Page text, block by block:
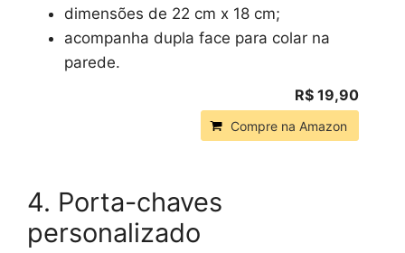
dimensões de 22 cm x 18 cm;
acompanha dupla face para colar na
parede.
R$ 19,90
Compre na Amazon
4. Porta-chaves
personalizado